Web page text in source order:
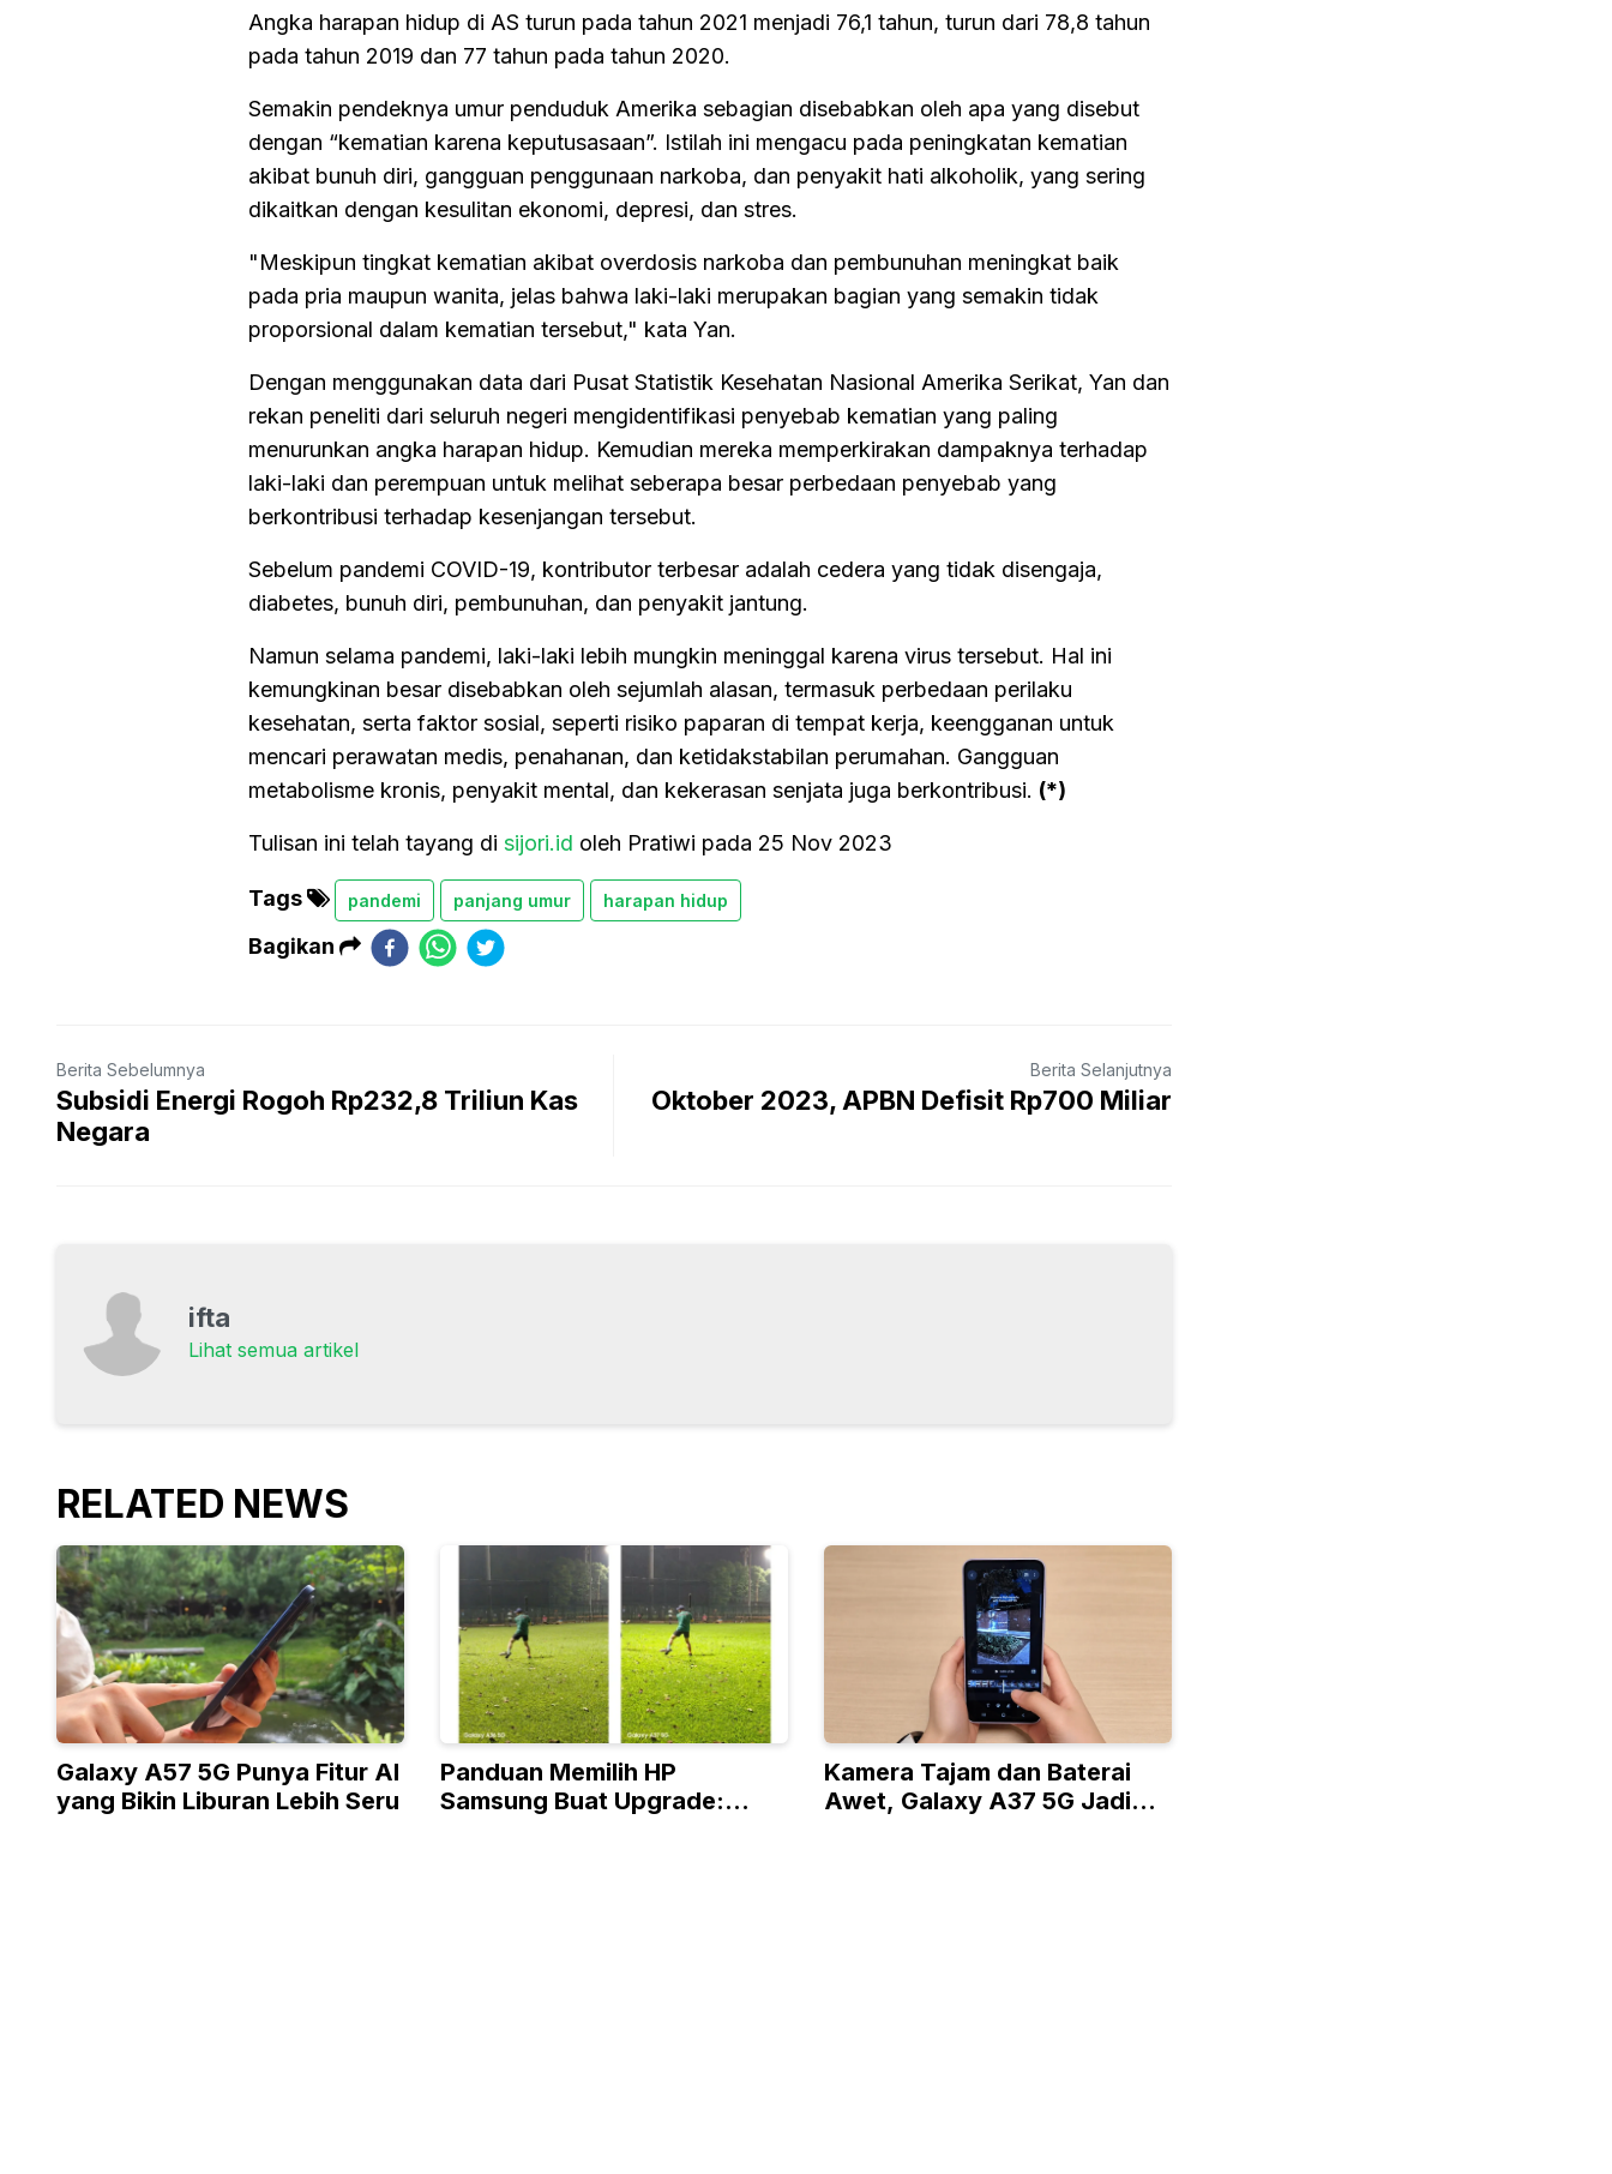
Angka harapan hidup di AS turun pada tahun 2021 menjadi 76,1 tahun, turun dari 78,8 tahun
pada tahun 2019 dan 77 tahun pada tahun 2020.
Semakin pendeknya umur penduduk Amerika sebagian disebabkan oleh apa yang disebut
dengan “kematian karena keputusasaan”. Istilah ini mengacu pada peningkatan kematian
akibat bunuh diri, gangguan penggunaan narkoba, dan penyakit hati alkoholik, yang sering
dikaitkan dengan kesulitan ekonomi, depresi, dan stres.
"Meskipun tingkat kematian akibat overdosis narkoba dan pembunuhan meningkat baik
pada pria maupun wanita, jelas bahwa laki-laki merupakan bagian yang semakin tidak
proporsional dalam kematian tersebut," kata Yan.
Dengan menggunakan data dari Pusat Statistik Kesehatan Nasional Amerika Serikat, Yan dan
rekan peneliti dari seluruh negeri mengidentifikasi penyebab kematian yang paling
menurunkan angka harapan hidup. Kemudian mereka memperkirakan dampaknya terhadap
laki-laki dan perempuan untuk melihat seberapa besar perbedaan penyebab yang
berkontribusi terhadap kesenjangan tersebut.
Sebelum pandemi COVID-19, kontributor terbesar adalah cedera yang tidak disengaja,
diabetes, bunuh diri, pembunuhan, dan penyakit jantung.
Namun selama pandemi, laki-laki lebih mungkin meninggal karena virus tersebut. Hal ini
kemungkinan besar disebabkan oleh sejumlah alasan, termasuk perbedaan perilaku
kesehatan, serta faktor sosial, seperti risiko paparan di tempat kerja, keengganan untuk
mencari perawatan medis, penahanan, dan ketidakstabilan perumahan. Gangguan
metabolisme kronis, penyakit mental, dan kekerasan senjata juga berkontribusi. (*)
Tulisan ini telah tayang di sijori.id oleh Pratiwi pada 25 Nov 2023
Tags pandemi panjang umur harapan hidup
Bagikan
Berita Sebelumnya
Subsidi Energi Rogoh Rp232,8 Triliun Kas
Negara
Berita Selanjutnya
Oktober 2023, APBN Defisit Rp700 Miliar
ifta
Lihat semua artikel
RELATED NEWS
Galaxy A57 5G Punya Fitur AI
yang Bikin Liburan Lebih Seru
Panduan Memilih HP
Samsung Buat Upgrade:
Kamera Tajam dan Baterai
Awet, Galaxy A37 5G Jadi